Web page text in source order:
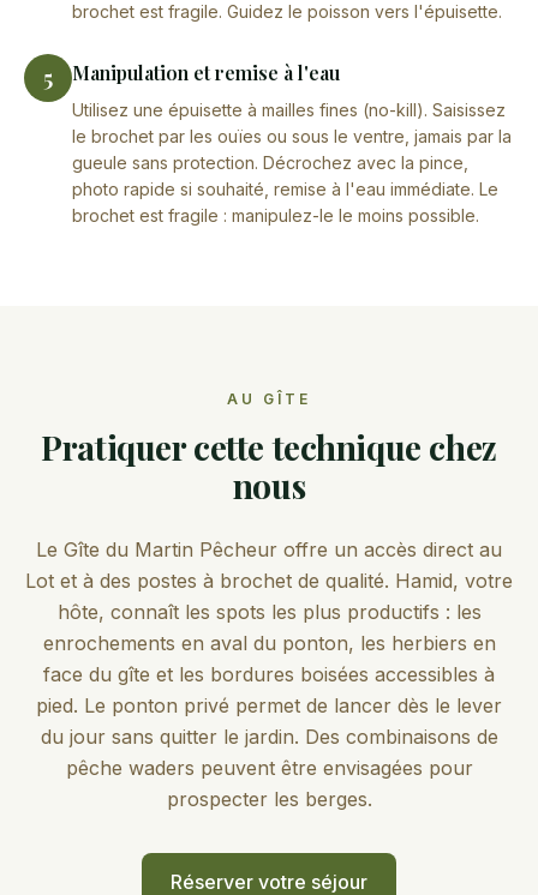
brochet est fragile. Guidez le poisson vers l'épuisette.
5 Manipulation et remise à l'eau
Utilisez une épuisette à mailles fines (no-kill). Saisissez
le brochet par les ouïes ou sous le ventre, jamais par la
gueule sans protection. Décrochez avec la pince,
photo rapide si souhaité, remise à l'eau immédiate. Le
brochet est fragile : manipulez-le le moins possible.
AU GÎTE
Pratiquer cette technique chez
nous
Le Gîte du Martin Pêcheur offre un accès direct au
Lot et à des postes à brochet de qualité. Hamid, votre
hôte, connaît les spots les plus productifs : les
enrochements en aval du ponton, les herbiers en
face du gîte et les bordures boisées accessibles à
pied. Le ponton privé permet de lancer dès le lever
du jour sans quitter le jardin. Des combinaisons de
pêche waders peuvent être envisagées pour
prospecter les berges.
Réserver votre séjour